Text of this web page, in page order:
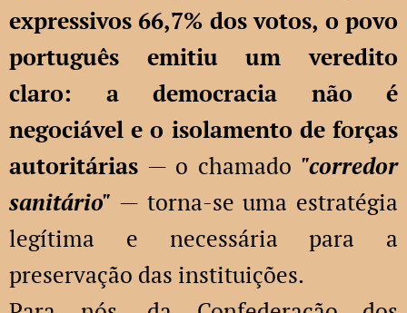
expressivos 66,7% dos votos, o povo
português emitiu um veredito
claro: a democracia não é
negociável e o isolamento de forças
autoritárias — o chamado "corredor
sanitário" — torna-se uma estratégia
legítima e necessária para a
preservação das instituições.